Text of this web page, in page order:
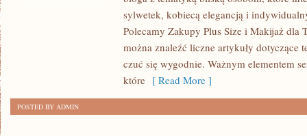
SPECJALNE
OKAZJE
sylwetek, kobiecą elegancją i
Polecamy Zakupy Plus Size i Makijaż dla
można znaleźć liczne artykuły dotyczące
czuć się wygodnie. Ważnym elementem
które [ Read More ]
POSTED BY ADMIN